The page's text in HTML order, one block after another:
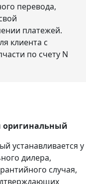
перевода,
платежей.
клиента с
по счету N
оригинальный
устанавливается у
дилера,
случая,